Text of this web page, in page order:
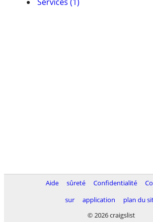
Aide sûreté Confidentialité
sur
application
plan du
© 2026 craigslist